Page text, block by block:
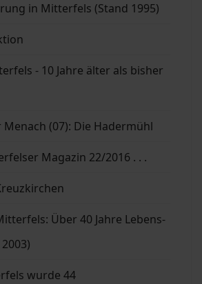
in Mitterfels (Stand 1995)
- 10 Jahre älter als bisher
(07): Die Hadermühl
Magazin 22/2016 . . .
Über 40 Jahre Lebens-
wurde 44